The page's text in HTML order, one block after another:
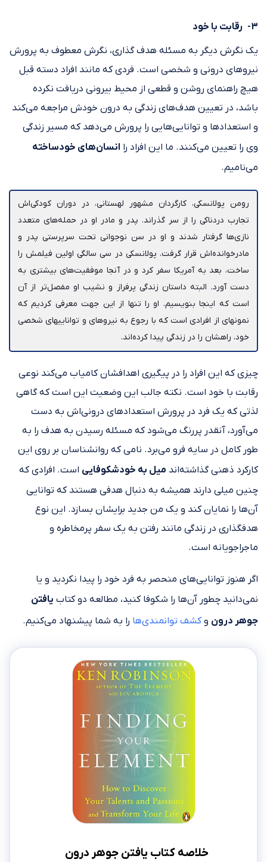
۳- رقابت با خود
یک نگرش دیگر به مسئله هدف ‎گذاری، نگرش معطوف به پرورش
نیروهای درونی و شخصی‎ است. فردی که مانند افراد دسته قبل
هیچ راهنمای روشن و قطعی از محیط بیرونی دریافت نکرده
باشد، در تعیین هدف‎‌های زندگی به درون خودش مراجعه می‌کند
و استعدادها و توانایی‎‌هایی را پرورش می‌دهد که مسیر زندگی
وی را تعیین می‌کنند. ما این افراد را انسان‌های خودساخته
می‌نامیم.
رومن پولانسکی، کارگردان مشهور لهستانی، در دوران کودکی‌اش
تجارب دردناکی را از سر گذراند. پدر و مادر او در حمله‎‌های متعدد
نازی‎‌ها گرفتار شدند و او در سن نوجوانی تحت سرپرستی پدر و
مادرخوانده‌اش قرار گرفت. پولانسکی در سی سالگی اولین فیلمش را
ساخت، بعد به آمریکا سفر کرد و در آنجا موفقیت‎‌های بیشتری به
دست آورد. البته داستان زندگی پرفراز و نشیب او مفصل‌‎تر از آن
است که اینجا بنویسیم. او را تنها از این جهت معرفی کردیم که
نمونه‎ای از افرادی است که با رجوع به نیروهای و توانایی‎های شخصی
خود، راهشان را در زندگی پیدا کرده‌اند.
چیزی که این افراد را در پیگیری اهدافشان کامیاب می‌کند نوعی
رقابت با خود است. نکته جالب این وضعیت این است که گاهی
لذتی که یک فرد در پرورش استعدادهای درونی‌اش به دست
می‌‎آورد، آن‎قدر پررنگ می‌شود که مسئله رسیدن به هدف را به
طور کامل در سایه فرو می‌برد. نامی که روانشناسان بر روی این
کارکرد ذهنی گذاشته‌اند میل به خودشکوفایی است. افرادی که
آن‌ها را نمایان کند و یک من جدید برایشان بسازد. این نوع
هدف‎گذاری در زندگی مانند رفتن به یک سفر پرمخاطره و
ماجراجویانه است.
اگر هنوز توانایی‌های منحصر به فرد خود را پیدا نکردید و یا
نمی‌دانید چطور آن‌ها را شکوفا کنید، مطالعه دو کتاب یافتن
جوهر درون وکشف توانمندی‌ها را به شما پیشنهاد می‌کنیم.
خلاصه کتاب یافتن جوهر درون